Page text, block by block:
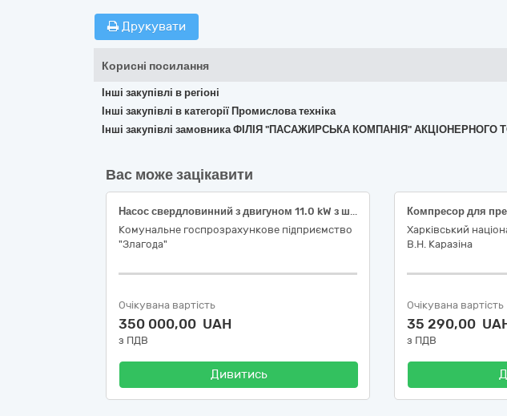
Друкувати
Корисні посилання
Інші закупівлі в регіоні
Інші закупівлі в категорії Промислова техніка
Інші закупівлі замовника ФІЛІЯ "ПАСАЖИРСЬКА КОМПАНІЯ"
Вас може зацікавити
Насос свердловинний з двигуном 11.0 kW з шафою керування та захисту свердловинним насосом потужністю до 15.0 kW з частотним регулюванням продуктивності (код ДК 021:2015-42120000-6 Насоси та компресори)
Комунальне госпрозрахункове підприємство
"Злагода"
Очікувана вартість
350 000,00 UAH
з ПДВ
Дивитись
Харківський
В.Н. Каразіна
Очікувана вартість
35 290,00
з ПДВ